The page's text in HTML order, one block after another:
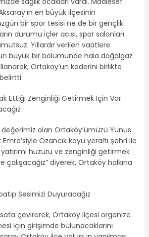
en büyük ilçesinin
bir spor tesisi ne de bir gençlik
durumu içler acısı, spor salonları
Yıllardır verilen vaatlere
büyük bir bölümünde hala doğalgaz
Ortaköy’ün kaderini birlikte
Ettiği Zenginliği Getirmek İçin Var
değerimiz olan Ortaköy’ümüzü Yunus
Ozancık köyü yeraltı şehri ile
huzuru ve zenginliği getirmek
diyerek, Ortaköy halkına
Sesimizi Duyuracağız
çevirerek, Ortaköy ilçesi organize
için girişimde bulunacaklarını